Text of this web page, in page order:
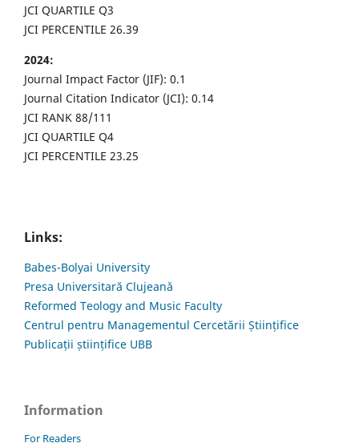
JCI QUARTILE Q3
JCI PERCENTILE 26.39
2024:
Journal Impact Factor (JIF): 0.1
Journal Citation Indicator (JCI): 0.14
JCI RANK 88/111
JCI QUARTILE Q4
JCI PERCENTILE 23.25
Links:
Babes-Bolyai University
Presa Universitară Clujeană
Reformed Teology and Music Faculty
Centrul pentru Managementul Cercetării Științifice
Publicații științifice UBB
Information
For Readers